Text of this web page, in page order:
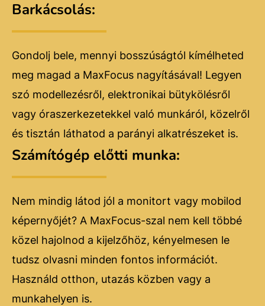
Barkácsolás:
Gondolj bele, mennyi bosszúságtól kímélheted
meg magad a MaxFocus nagyításával! Legyen
szó modellezésről, elektronikai bütykölésről
vagy óraszerkezetekkel való munkáról, közelről
és tisztán láthatod a parányi alkatrészeket is.
Számítógép előtti munka:
Nem mindig látod jól a monitort vagy mobilod
képernyőjét? A MaxFocus-szal nem kell többé
közel hajolnod a kijelzőhöz, kényelmesen le
tudsz olvasni minden fontos információt.
Használd otthon, utazás közben vagy a
munkahelyen is.